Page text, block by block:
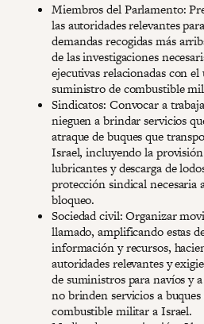
Miembros del Parlamento:
las autoridades relevantes
demandas recogidas más
de las investigaciones
ejecutivas relacionadas con
suministro de combustible
Sindicatos: Convocar a
nieguen a brindar servicios
atraque de buques que
Israel, incluyendo la
lubricantes y descarga de
protección sindical necesaria
bloqueo.
Sociedad civil: Organizar
llamado, amplificando estas
información y recursos,
autoridades relevantes y
de suministros para navíos y
no brinden servicios a
combustible militar a Israel.